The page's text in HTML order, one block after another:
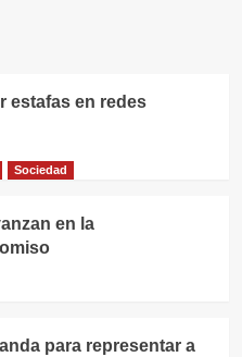
estafas en redes
Sociedad
en la
para representar a